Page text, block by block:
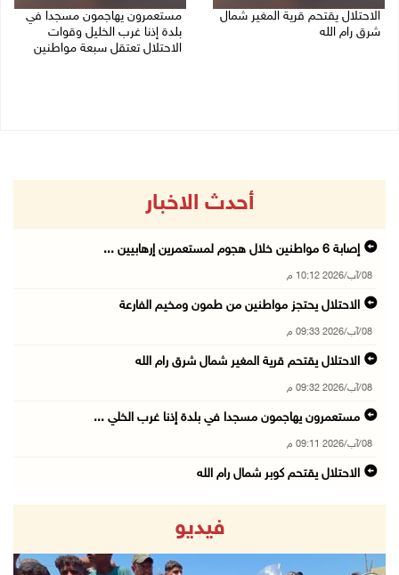
الاحتلال يقتحم قرية المغير شمال
شرق رام الله
مستعمرون يهاجمون مسجدا في
بلدة إذنا غرب الخليل وقوات
الاحتلال تعتقل سبعة مواطنين
أحدث الاخبار
إصابة 6 مواطنين خلال هجوم لمستعمرين إرهابيين ...
08/آب/2026 10:12 م
الاحتلال يحتجز مواطنين من طمون ومخيم الفارعة
08/آب/2026 09:33 م
الاحتلال يقتحم قرية المغير شمال شرق رام الله
08/آب/2026 09:32 م
مستعمرون يهاجمون مسجدا في بلدة إذنا غرب الخلي ...
08/آب/2026 09:11 م
الاحتلال يقتحم كوبر شمال رام الله
إصابات بالاختناق خلال مواجهات مع الاحتلال في ...
08/آب/2026 08:23 م
فيديو